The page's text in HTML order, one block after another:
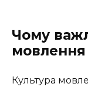
Чому
мовлення
Культура